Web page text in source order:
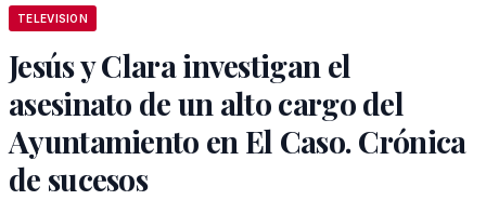
TELEVISION
Jesús y Clara investigan el
asesinato de un alto cargo del
Ayuntamiento en El Caso. Crónica
de sucesos